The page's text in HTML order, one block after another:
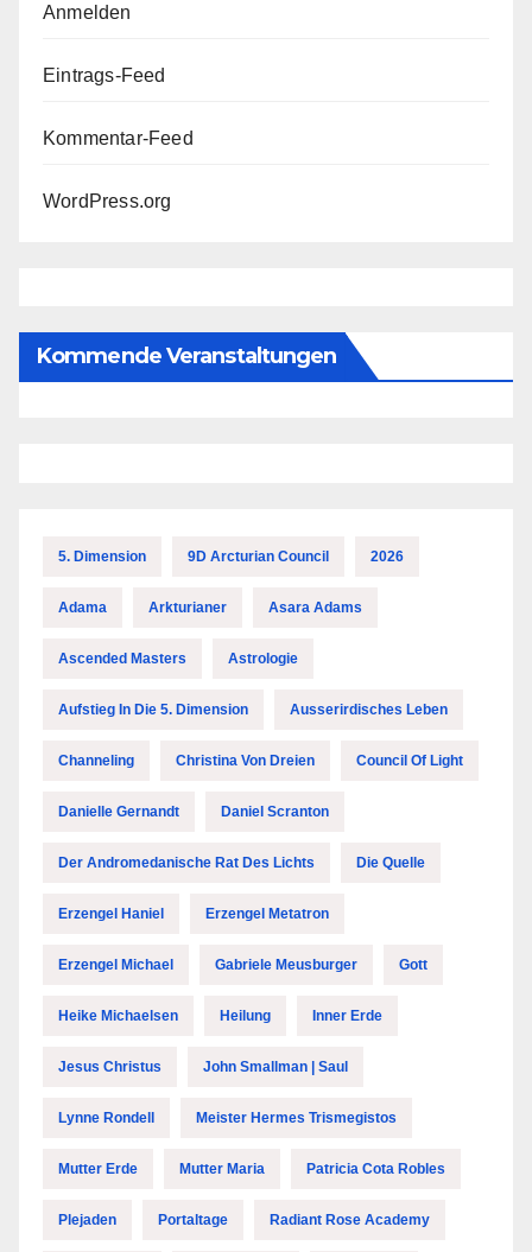
Anmelden
Eintrags-Feed
Kommentar-Feed
WordPress.org
Kommende Veranstaltungen
5. Dimension 9D Arcturian Council 2026
Adama Arkturianer Asara Adams
Ascended Masters Astrologie
Aufstieg In Die 5. Dimension Ausserirdisches Leben
Channeling Christina Von Dreien Council Of Light
Danielle Gernandt Daniel Scranton
Der Andromedanische Rat Des Lichts Die Quelle
Erzengel Haniel Erzengel Metatron
Erzengel Michael Gabriele Meusburger Gott
Heike Michaelsen Heilung Inner Erde
Jesus Christus John Smallman | Saul
Lynne Rondell Meister Hermes Trismegistos
Mutter Erde Mutter Maria Patricia Cota Robles
Plejaden Portaltage Radiant Rose Academy